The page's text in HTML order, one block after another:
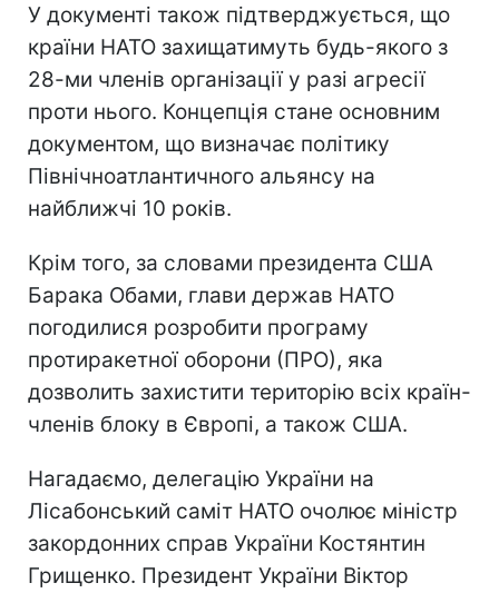
У документі також підтверджується, що
країни НАТО захищатимуть будь-якого з
28-ми членів організації у разі агресії
проти нього. Концепція стане основним
документом, що визначає політику
Північноатлантичного альянсу на
найближчі 10 років.
Крім того, за словами президента США
Барака Обами, глави держав НАТО
погодилися розробити програму
протиракетної оборони (ПРО), яка
дозволить захистити територію всіх країн-
членів блоку в Європі, а також США.
Нагадаємо, делегацію України на
Лісабонський саміт НАТО очолює міністр
закордонних справ України Костянтин
Грищенко. Президент України Віктор